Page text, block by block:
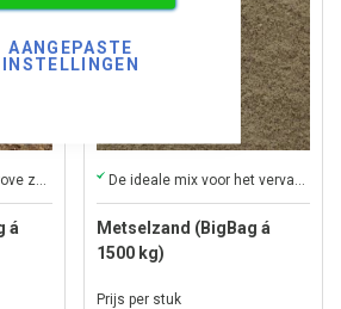
AANGEPASTE
INSTELLINGEN
á
Metselzand (BigBag á
1500 kg)
Prijs per stuk